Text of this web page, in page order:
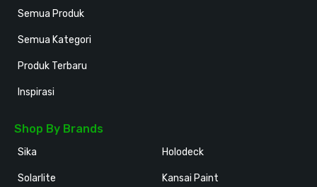
Semua Produk
Semua Kategori
Produk Terbaru
Inspirasi
Shop By Brands
Sika
Solarlite
Holodeck
Kansai Paint